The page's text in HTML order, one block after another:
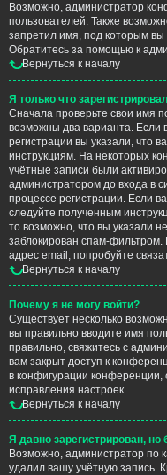
Возможно, администратор
пользователей. Также
запретил имя, под которым вы
Обратитесь за помощью к
Вернуться к началу
Я только что
Сначала проверьте свои имя
возможны два варианта. Если
регистрации вы указали, что
инструкциям. На некоторых
учётные записи были
администратором до входа в
процессе регистрации. Если
следуйте полученным
то возможно, что вы указали
заблокирован спам-
адрес email, попробуйте
Вернуться к началу
Почему я не могу войти?
Существует несколько
вы правильно вводите имя
правильно, свяжитесь с
вам закрыт доступ к
в конфигурации конференции,
исправления настроек.
Вернуться к началу
Я давно зарегистрирован, но
Возможно, администратор по
удалил вашу учётную запись.